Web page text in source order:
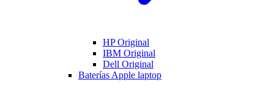
HP Original
IBM Original
Dell Original
Baterías Apple laptop